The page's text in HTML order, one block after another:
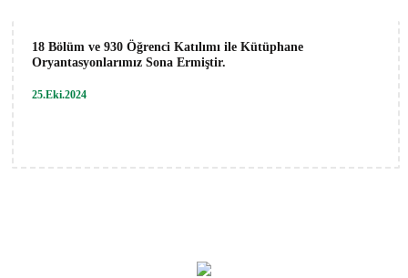
18 Bölüm ve 930 Öğrenci Katılımı ile Kütüphane
Oryantasyonlarımız Sona Ermiştir.
25.Eki.2024